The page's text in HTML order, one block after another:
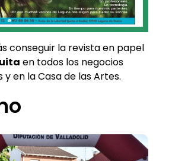
conseguir la revista en papel
en todos los negocios
en la Casa de las Artes.